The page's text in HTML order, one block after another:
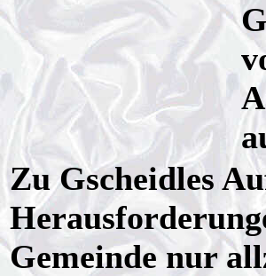
Zu Gscheidles
Gemeinde nur